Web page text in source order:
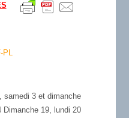
PL
samedi 3 et dimanche
Dimanche 19, lundi 20